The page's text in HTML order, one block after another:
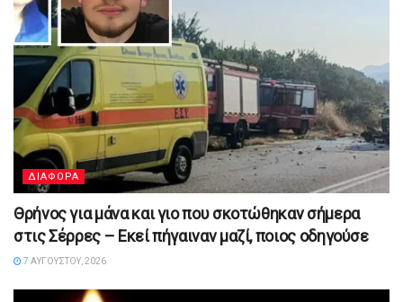
ΔΙΑΦΟΡΑ
Θρήνος για μάνα και γιο που σκοτώθηκαν σήμερα
στις Σέρρες – Εκεί πήγαιναν μαζί, ποιος οδηγούσε
7 ΑΥΓΟΎΣΤΟΥ, 2026